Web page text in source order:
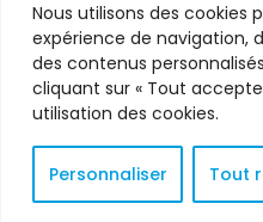
Nous utilisons des cookies
expérience de navigation,
des contenus
cliquant sur « Tout
utilisation des cookies.
Personnaliser Tout
Contact
FAQ
Mentions légales
© 2023